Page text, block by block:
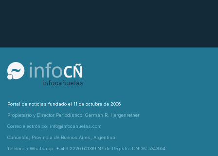
Portal de noticias fundado el 11 de octubre de 2006
Propietario y Director Periodístico: Germán R. Hergenrether
Correo electrónico: info@infocanuelas.com
Cañuelas, Provincia de Buenos Aires, Argentina
Teléfono / Whatsapp: +54 9 2226 601319 N° de Registro DNDA: 5343054